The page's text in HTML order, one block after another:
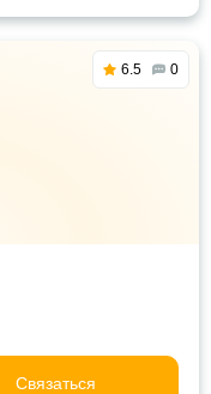
6.5 0
Связаться